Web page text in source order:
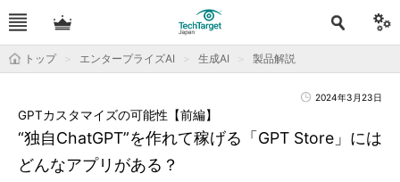
トップ エンタープライズAI 生成AI 製品解説
2024年3月23日
“独自ChatGPT”を作れて稼げる「GPT Store」には
どんなアプリがある？
GPTカスタマイズの可能性【前編】